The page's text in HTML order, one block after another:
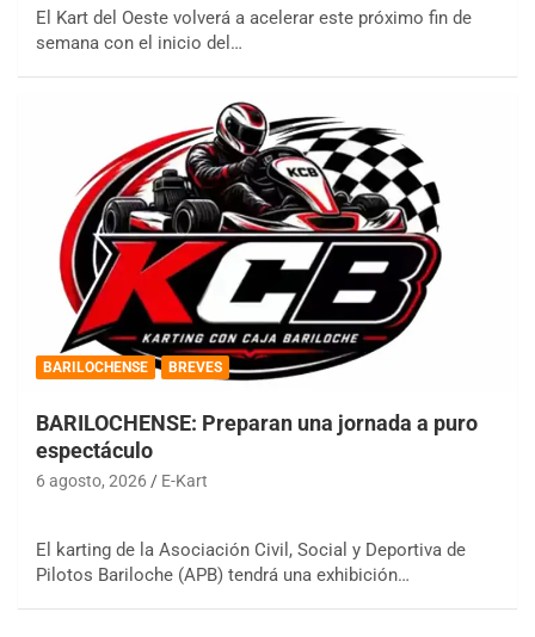
El Kart del Oeste volverá a acelerar este próximo fin de
semana con el inicio del…
BARILOCHENSE BREVES
BARILOCHENSE: Preparan una jornada a puro
espectáculo
6 agosto, 2026 E-Kart
El karting de la Asociación Civil, Social y Deportiva de
Pilotos Bariloche (APB) tendrá una exhibición…